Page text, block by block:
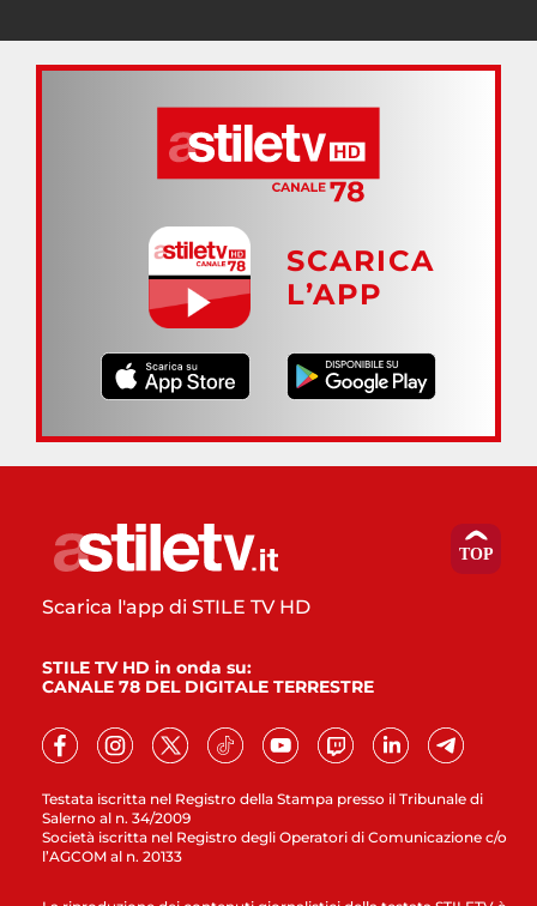
SCARICA
L’APP
Testata iscritta nel Registro della Stampa presso il Tribunale di
Salerno al n. 34/2009
Società iscritta nel Registro degli Operatori di Comunicazione c/o
l’AGCOM al n. 20133
Scarica l'app di STILE TV HD
STILE TV HD in onda su:
CANALE 78 DEL DIGITALE TERRESTRE